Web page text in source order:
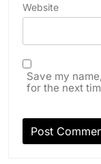
Website
Save my
for the next